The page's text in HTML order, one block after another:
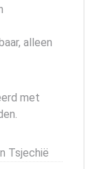
alleen
met
Tsjechië